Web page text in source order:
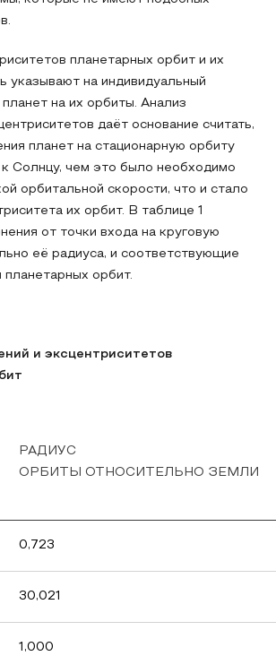
планетарных орбит и их
указывают на индивидуальный
на их орбиты. Анализ
даёт основание считать,
планет на стационарную орбиту
Солнцу, чем это было необходимо
орбитальной скорости, что и стало
их орбит. В таблице 1
от точки входа на круговую
её радиуса, и соответствующие
планетарных орбит.
и эксцентриситетов
РАДИУС
ОРБИТЫ ОТНОСИТЕЛЬНО ЗЕМЛИ
0,723
30,021
1,000